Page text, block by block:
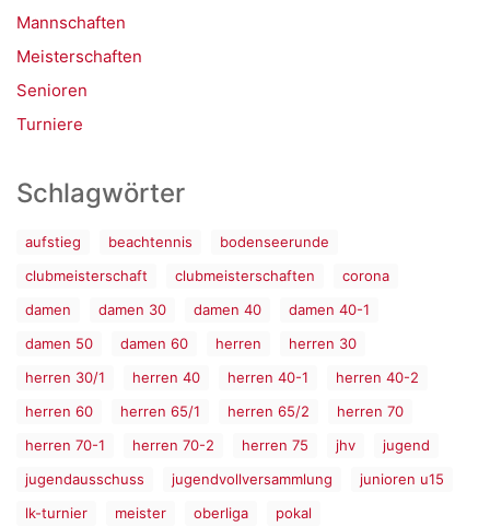
Mannschaften
Meisterschaften
Senioren
Turniere
Schlagwörter
aufstieg beachtennis
bodenseerunde
clubmeisterschaft
clubmeisterschaften
corona
damen
damen 30 damen 40
damen 40-1
damen 50
damen 60 herren
herren 30
herren 30/1
herren 40 herren 40-1
herren 40-2
herren 60
herren 65/1 herren 65/2
herren 70
herren 70-1
herren 70-2 herren 75 jhv
jugend
jugendausschuss
jugendvollversammlung
junioren u15
lk-turnier
meister oberliga
pokal